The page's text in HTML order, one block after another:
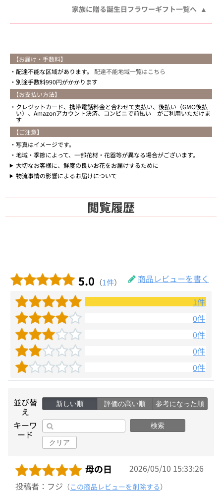
家族に贈る誕生日フラワーギフト一覧へ
【お届け・手数料】
配達不能な区域があります。 配達不能地域一覧はこちら
別途手数料990円がかかります
【お支払い方法】
クレジットカード、携帯電話料金と合わせて支払い、後払い（GMO後払
い）、Amazonアカウント決済、コンビニで前払い がご利用いただけま
す
【ご注意】
写真はイメージです。
地域・季節によって、一部花材・花器等が異なる場合がございます。
大切なお客様に、鮮度の良いお花をお届けするために
物流事情の影響によるお届けについて
閲覧履歴
5.0 （1件）
商品レビューを書く
1件
0件
0件
0件
0件
並び替
え
新しい順 評価の高い順 参考になった順
キーワ
ード
検索
クリア
母の日
2026/05/10 15:33:26
投稿者：フジ （この商品レビューを削除する）